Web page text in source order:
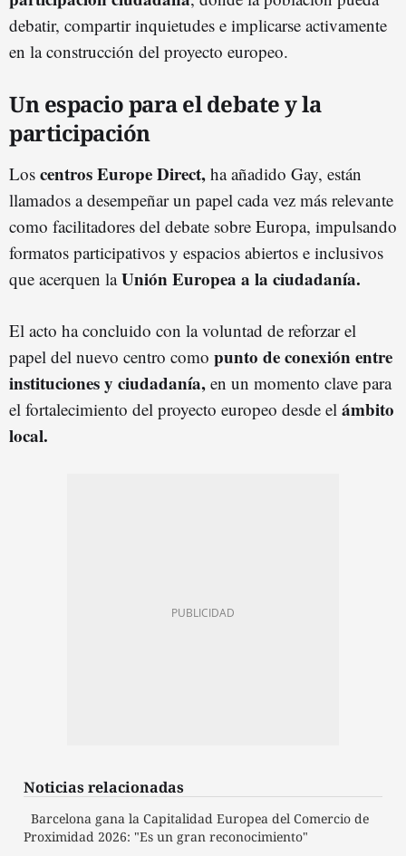
debatir, compartir inquietudes e implicarse activamente
en la construcción del proyecto europeo.
Un espacio para el debate y la
participación
Los centros Europe Direct, ha añadido Gay, están
llamados a desempeñar un papel cada vez más relevante
como facilitadores del debate sobre Europa, impulsando
formatos participativos y espacios abiertos e inclusivos
que acerquen laUnión Europea a la ciudadanía.
El acto ha concluido con la voluntad de reforzar el
papel del nuevo centro como punto de conexión entre
instituciones y ciudadanía, en un momento clave para
el fortalecimiento del proyecto europeo desde el ámbito
local.
Noticias relacionadas
Barcelona gana la Capitalidad Europea del Comercio de
Proximidad 2026: "Es un gran reconocimiento"